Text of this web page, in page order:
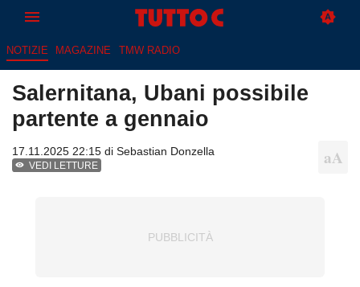
NOTIZIE MAGAZINE TMW RADIO
Salernitana, Ubani possibile
partente a gennaio
17.11.2025 22:15 di Sebastian Donzella
VEDI LETTURE